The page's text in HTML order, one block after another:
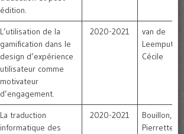
édition.
L’utilisation de la
gamification dans le
design d’expérience
utilisateur comme
motivateur
d’engagement.
2020-2021
van de
Leemput,
Cécile
La traduction
informatique des
2020-2021
Bouillon,
Pierrette